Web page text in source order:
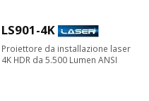
LS901-4K
Proiettore da installazione laser
4K HDR da 5.500 Lumen ANSI